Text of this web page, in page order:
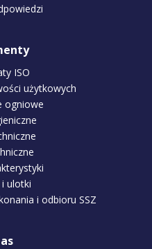
ISO
użytkowych
ogniowe
ulotki
i odbioru SSZ